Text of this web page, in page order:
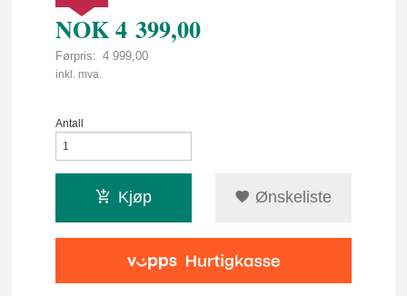
NOK4 399,00
Førpris: 4 999,00
Rabatt
inkl. mva.
Antall
Kjøp Ønskeliste